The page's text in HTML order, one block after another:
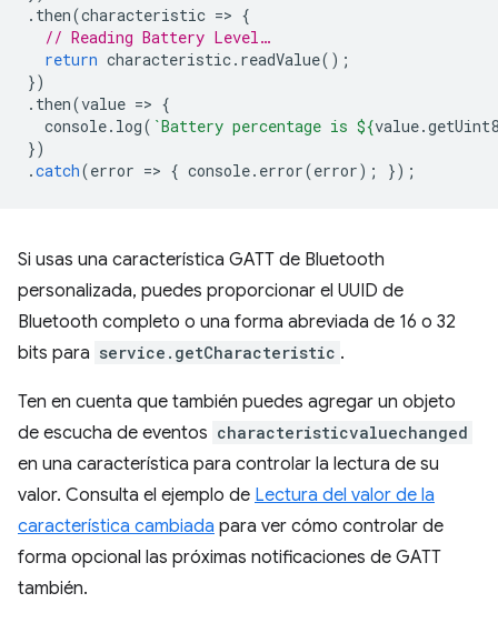
. then(characteristic => {
// Reading Battery Level…
return characteristic. readValue();
})
. then(value => {
console. log( `Battery percentage is ${value.getUint8
})
.catch(error => { console. error(error); });
Si usas una característica GATT de Bluetooth
personalizada, puedes proporcionar el UUID de
Bluetooth completo o una forma abreviada de 16 o 32
bits para service.getCharacteristic .
Ten en cuenta que también puedes agregar un objeto
de escucha de eventos characteristicvaluechanged
en una característica para controlar la lectura de su
valor. Consulta el ejemplo de Lectura del valor de la
característica cambiada para ver cómo controlar de
forma opcional las próximas notificaciones de GATT
también.